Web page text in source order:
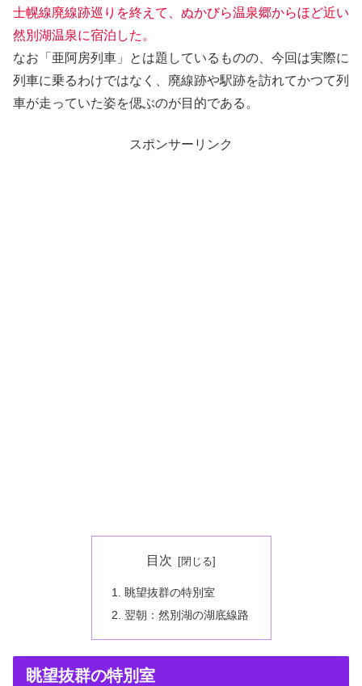
士幌線廃線跡巡りを終えて、ぬかびら温泉郷からほど近い
然別湖温泉に宿泊した。
なお「亜阿房列車」とは題しているものの、今回は実際に
列車に乗るわけではなく、廃線跡や駅跡を訪れてかつて列
車が走っていた姿を偲ぶのが目的である。
スポンサーリンク
目次
眺望抜群の特別室
翌朝：然別湖の湖底線路
眺望抜群の特別室